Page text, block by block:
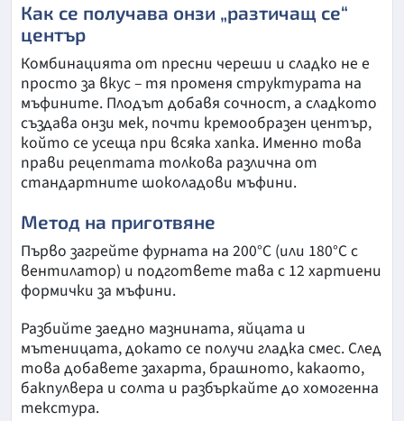
Как се получава онзи „разтичащ се“
център
Комбинацията от пресни череши и сладко не е
просто за вкус – тя променя структурата на
мъфините. Плодът добавя сочност, а сладкото
създава онзи мек, почти кремообразен център,
който се усеща при всяка хапка. Именно това
прави рецептата толкова различна от
стандартните шоколадови мъфини.
Метод на приготвяне
Първо загрейте фурната на 200°C (или 180°C с
вентилатор) и подгответе тава с 12 хартиени
формички за мъфини.
Разбийте заедно мазнината, яйцата и
мътеницата, докато се получи гладка смес. След
това добавете захарта, брашното, какаото,
бакпулвера и солта и разбъркайте до хомогенна
текстура.